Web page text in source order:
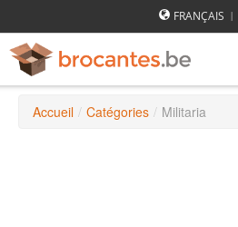
FRANÇAIS |
AGENDA DES BROCANTES
Accueil / Catégories / Militaria